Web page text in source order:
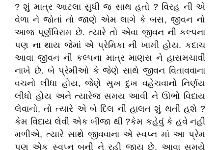
? શું માત્ર આટલા સુધી જ સાથ હતો? વિરહ ની એ
વેળા ને જોતાં તો જાણે એમ લાગે કે બસ, જીવન નો
આજ પૂર્ણવિરામ છે. ત્યારે તો એવા જીવન ની કલ્પના
પણ ના થાય જેમાં એ પ્રેમિકા ની ખામી હોય.કદાચ
આવા જીવન ની કલ્પના માત્ર માણસ ને હાસમચાવી
નાખે છે. બે પ્રેમીઓ કે જેણે સાથે જીવન વિતાવવાના
વચનો લીધા હોય,જેણે સુખ દુખ વહેચવાનો નિર્ણય
લીધો હોય અને ત્યારેજ સમય આવી ને ઊભો વિદાય
લેવાનો,તો ત્યારે એ બે દિલ ની હાલત શું થતી હશે?
કેમ વિદાય લેવી એક બીજા થી ?કેમ કહેવું કે હવે નહીં
મળીએ, ત્યારે સાથે જીવવાના એ સ્વપ્ન માં આ પ્રેમ
પણ એક સ્વપ્ન બની ને રહી જાય છે. આવા સમયે